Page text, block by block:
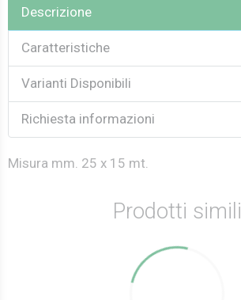
Descrizione
Caratteristiche
Varianti Disponibili
Richiesta informazioni
Misura mm. 25 x 15 mt.
Prodotti simili